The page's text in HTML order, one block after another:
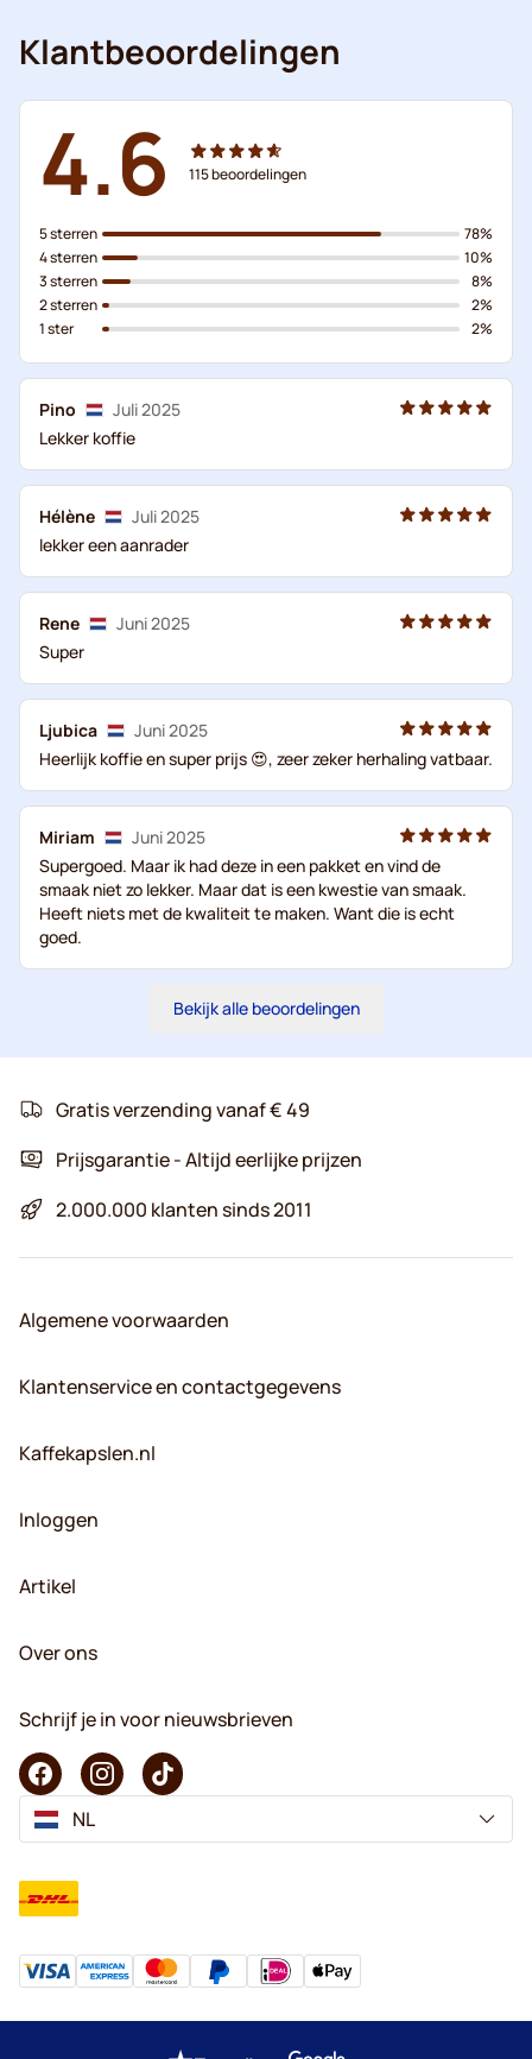
Klantbeoordelingen
4.6 115beoordelingen
5 sterren
4 sterren
3 sterren
2 sterren
1 ster
78%
10%
8%
2%
2%
Pino
Juli 2025
Lekker koffie
Hélène
Juli 2025
lekker een aanrader
Rene
Juni 2025
Super
Ljubica
Juni 2025
Heerlijk koffie en super prijs 😍, zeer zeker herhaling vatbaar.
Miriam
Juni 2025
Supergoed. Maar ik had deze in een pakket en vind de
smaak niet zo lekker. Maar dat is een kwestie van smaak.
Heeft niets met de kwaliteit te maken. Want die is echt
goed.
Bekijk alle beoordelingen
Gratis verzending vanaf € 49
Prijsgarantie - Altijd eerlijke prijzen
2.000.000 klanten sinds 2011
Algemene voorwaarden
Klantenservice en contactgegevens
Kaffekapslen.nl
Inloggen
Artikel
Over ons
Schrijf je in voor nieuwsbrieven
NL